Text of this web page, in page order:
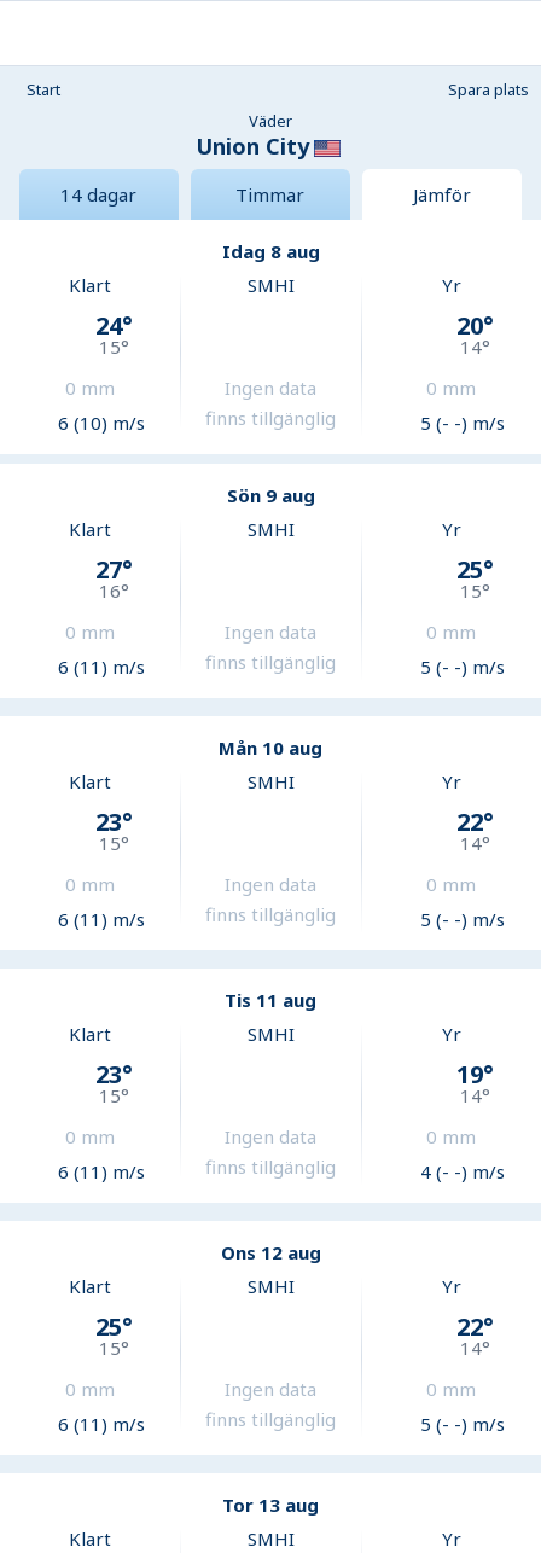
Start
Spara plats
Väder
Union City
14 dagar Timmar Jämför
Idag 8 aug
Klart
24°
15°
0 mm
6 (10) m/s
SMHI
Ingen data
finns tillgänglig
Yr
20°
14°
0 mm
5 (- -) m/s
Sön 9 aug
Klart
27°
16°
0 mm
6 (11) m/s
SMHI
Ingen data
finns tillgänglig
Yr
25°
15°
0 mm
5 (- -) m/s
Mån 10 aug
Klart
23°
15°
0 mm
6 (11) m/s
SMHI
Ingen data
finns tillgänglig
Yr
22°
14°
0 mm
5 (- -) m/s
Tis 11 aug
Klart
23°
15°
0 mm
6 (11) m/s
SMHI
Ingen data
finns tillgänglig
Yr
19°
14°
0 mm
4 (- -) m/s
Ons 12 aug
Klart
25°
15°
0 mm
6 (11) m/s
SMHI
Ingen data
finns tillgänglig
Yr
22°
14°
0 mm
5 (- -) m/s
Tor 13 aug
Klart
SMHI Yr